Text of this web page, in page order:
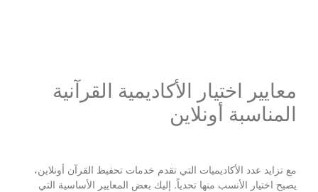
معايير اختيار الأكاديمية القرآنية
المناسبة أونلاين
مع تزايد عدد الأكاديميات التي تقدم خدمات تحفيظ القرآن أونلاين،
يصبح اختيار الأنسب منها تحدياً. إليك بعض المعايير الأساسية التي